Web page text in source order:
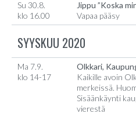
Su 30.8.
klo 16.00
Jippu ”Koska
Vapaa pääsy
SYYSKUU 2020
Ma 7.9.
klo 14-17
Olkkari,
Kaikille avoin
merkeissä.
Sisäänkäynti
vierestä